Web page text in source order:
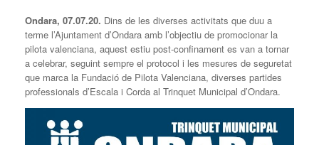
Ondara, 07.07.20. Dins de les diverses activitats que duu a
terme l’Ajuntament d’Ondara amb l’objectiu de promocionar la
pilota valenciana, aquest estiu post-confinament es van a tornar
a celebrar, seguint sempre el protocol i les mesures de seguretat
que marca la Fundació de Pilota Valenciana, diverses partides
professionals d’Escala i Corda al Trinquet Municipal d’Ondara.